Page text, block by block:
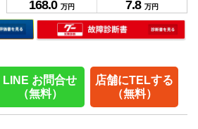
168.0 万円 7.8 万円
LINE お問合せ
（無料）
店舗にTELする
（無料）